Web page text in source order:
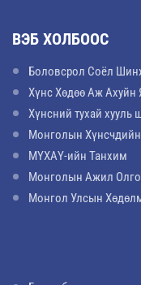
ВЭБ ХОЛБООС
Боловсрол Соёл
Хүнс Хөдөө Аж Ахуйн
Хүнсний тухай хууль
Монголын
МҮХАҮ-ийн Танхим
Монголын Ажил
Монгол Улсын